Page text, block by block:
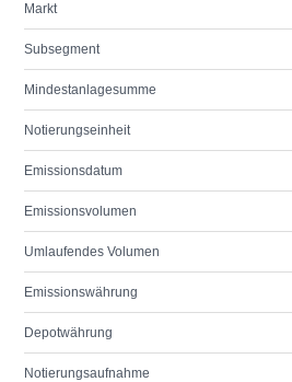
Markt
Subsegment
Mindestanlagesumme
Notierungseinheit
Emissionsdatum
Emissionsvolumen
Umlaufendes Volumen
Emissionswährung
Depotwährung
Notierungsaufnahme